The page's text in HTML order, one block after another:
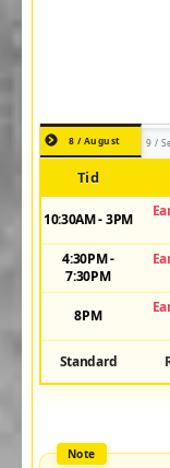
8 / August 9 /
Tid
10:30AM - 3PM
4:30PM -
7:30PM
8PM
Standard